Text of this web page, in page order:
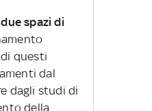
due spazi di
questi
dal
dagli studi di
della